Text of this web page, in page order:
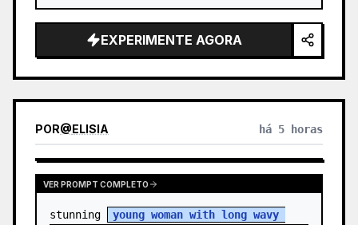
EXPERIMENTE AGORA
POR@ELISIA há 5 horas
VER PROMPT COMPLETO
stunning
young woman with long wavy